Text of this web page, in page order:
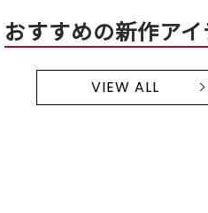
おすすめの新作ア
VIEW ALL